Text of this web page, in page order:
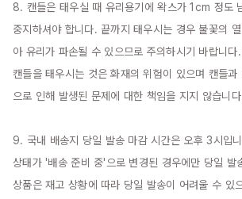
8. 캔들은 태우실 때 유리용기에 왁스가 1cm 정도
중지하셔야 합니다. 끝까지 태우시는 경우 불꽃의
아 유리가 파손될 수 있으므로 주의하시기 바랍니다
캔들을 태우시는 것은 화재의 위험이 있으며 캔들과
으로 인해 발생된 문제에 대한 책임을 지지 않습니
9. 국내 배송지 당일 발송 마감 시간은 오후 3시입
상태가 '배송 준비 중'으로 변경된 경우에만 당일 발
상품은 재고 상황에 따라 당일 발송이 어려울 수 있